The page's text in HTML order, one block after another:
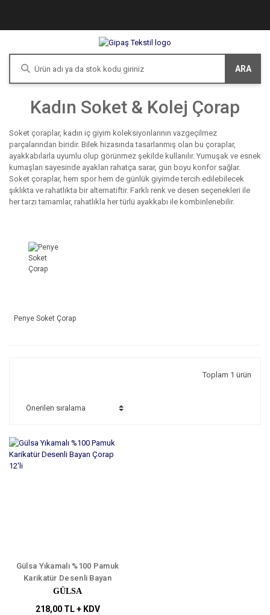
ARA
Kadın Soket & Kolej Çorap
Soket çoraplar, kadın iç giyim koleksiyonlarının vazgeçilmez
parçalarından biridir. Bilek hizasında tasarlanmış olan bu çoraplar,
ayakkabılarla uyumlu olup görünmez şekilde kullanılır. Yumuşak ve esnek
kumaşları sayesinde ayakları rahatça sarar, gün boyu konfor sağlar.
Soket çoraplar, hem spor hem de günlük giyimde tercih edilebilecek
şıklıkta ve rahatlıkta bir alternatiftir. Farklı renk ve desen seçenekleri ile
her tarzı tamamlar, rahatlıkla her türlü ayakkabı ile kombinlenebilir.
Penye Soket Çorap
Toplam 1 ürün
Gülsa Yıkamalı %100 Pamuk
Karikatür Desenli Bayan
Çorap 12'li
GÜLSA
218,00 TL + KDV